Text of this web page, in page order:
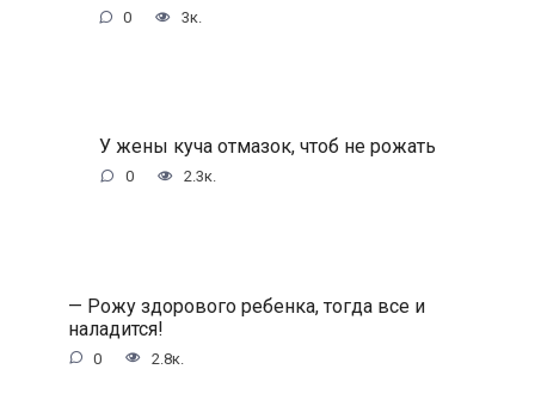
0 3к.
У жены куча отмазок, чтоб не рожать
0 2.3к.
— Рожу здорового ребенка, тогда все и
наладится!
0 2.8к.